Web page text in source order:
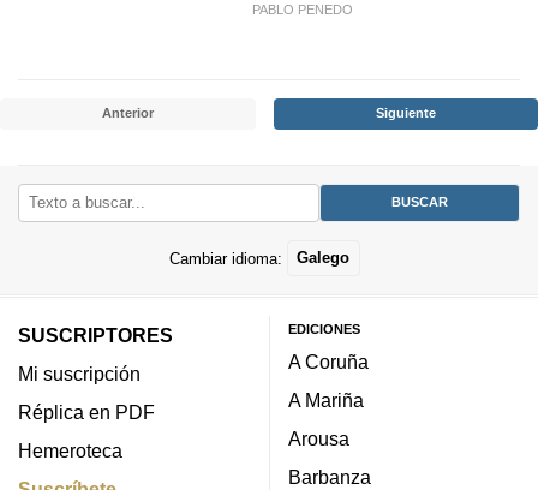
PABLO PENEDO
Anterior Siguiente
Cambiar idioma: Galego
SUSCRIPTORES
Mi suscripción
Réplica en PDF
Hemeroteca
EDICIONES
A Coruña
A Mariña
Arousa
Barbanza